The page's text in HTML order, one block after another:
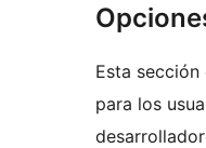
Esta sección
para los